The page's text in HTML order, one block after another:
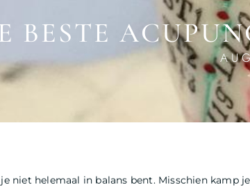
BESTE
niet helemaal in balans bent. Misschien kamp